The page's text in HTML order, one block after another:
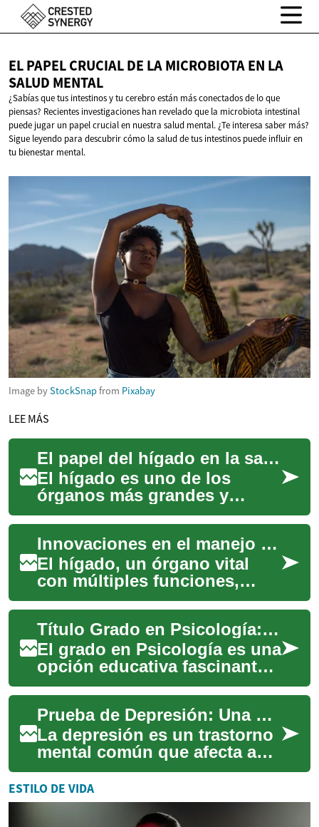
EL PAPEL CRUCIAL DE LA MICROBIOTA EN LA
SALUD MENTAL
¿Sabías que tus intestinos y tu cerebro están más conectados de lo que
piensas? Recientes investigaciones han revelado que la microbiota intestinal
puede jugar un papel crucial en nuestra salud mental. ¿Te interesa saber más?
Sigue leyendo para descubrir cómo la salud de tus intestinos puede influir en
tu bienestar mental.
Image byStockSnapfrom Pixabay
LEE MÁS
El papel del hígado en la salud general
El hígado es uno de los
órganos más grandes y
complejos del cuerpo
humano, desempeñando un
rol crucial en el mantenim...Innovaciones en el manejo de la salud del hígado
El hígado, un órgano vital
con múltiples funciones,
enfrenta desafíos
significativos debido a
diversas enfermedades. ...
Título Grado en Psicología: Tu Camino hacia una Carrera en Salud Mental
El grado en Psicología es una
opción educativa fascinante
que abre las puertas a una
carrera dedicada a
comprender y ...
Prueba de Depresión: Una Guía Completa para la Autoevaluación de la Salud Mental
La depresión es un trastorno
mental común que afecta a
millones de personas en todo
el mundo. Reconocer los
síntomas ...
ESTILO DE VIDA